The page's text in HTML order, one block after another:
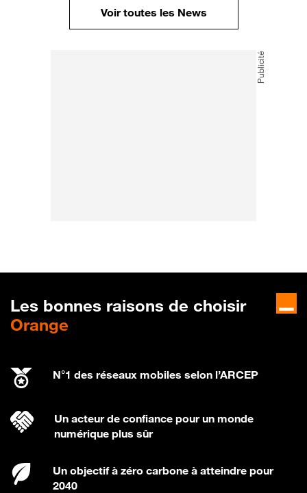
Voir toutes les News
Les bonnes raisons de choisir
Orange
N°1 des réseaux mobiles selon l’ARCEP
Un acteur de confiance pour un monde
numérique plus sûr
Un objectif à zéro carbone à atteindre pour
2040